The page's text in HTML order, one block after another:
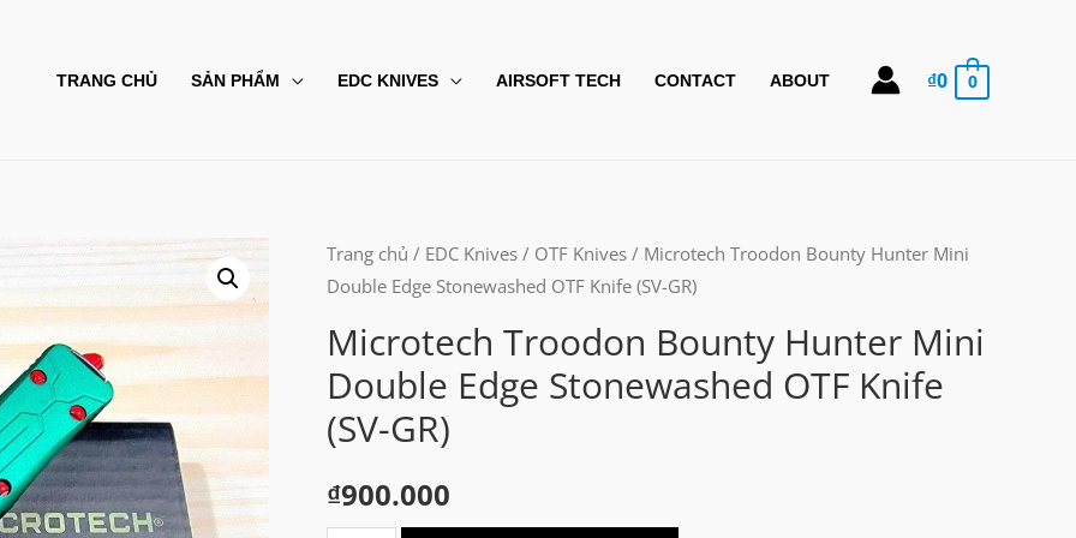
TRANG CHỦ SẢN PHẨM EDC KNIVES AIRSOFT TECH CONTACT ABOUT ₫0 0
Trang chủ / EDC Knives / OTF Knives / Microtech Troodon Bounty Hunter Mini
Double Edge Stonewashed OTF Knife (SV-GR)
Microtech Troodon Bounty Hunter Mini
Double Edge Stonewashed OTF Knife
(SV-GR)
₫900.000